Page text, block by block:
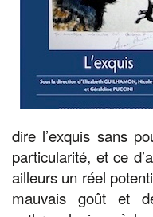
dire l’exquis sans
particularité, et ce
ailleurs un réel
mauvais goût et